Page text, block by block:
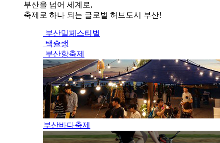
부산을 넘어 세계로,
축제로 하나 되는 글로벌 허브도시 부산!
부산밀페스티벌
택슐랭
부산항축제
부산바다축제